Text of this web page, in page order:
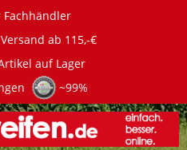
Fachhändler
ab 115,-€
auf Lager
~99%